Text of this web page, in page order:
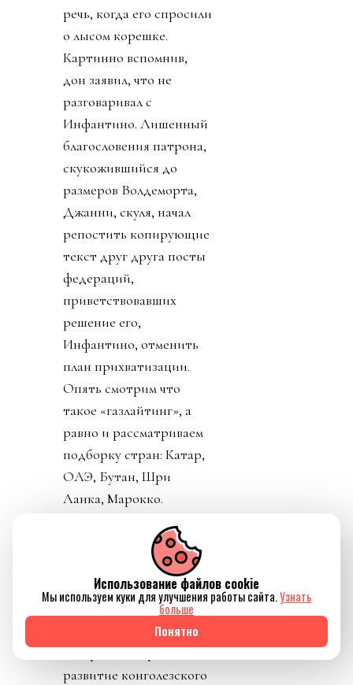
речь, когда его спросили
о лысом корешке.
Картинно вспомнив,
дон заявил, что не
разговаривал с
Инфантино. Лишенный
благословения патрона,
скукожившийся до
размеров Волдеморта,
Джанни, скуля, начал
репостить копирующие
текст друг друга посты
федераций,
приветствовавших
решение его,
Инфантино, отменить
план прихватизации.
Опять смотрим что
такое «газлайтинг», а
равно и рассматриваем
подборку стран: Катар,
ОАЭ, Бутан, Шри
Ланка, Марокко.
Конго пришла тоже
уточнить, где за
поддержку Инфантино
им выдадут их взятку и
поблагодарить лично
товарища Инфантино за
развитие конголезского
Использование файлов cookie
Мы используем куки для улучшения работы сайта.Узнать
больше
Понятно